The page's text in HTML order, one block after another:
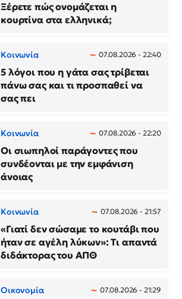
Ξέρετε πώς ονομάζεται η
κουρτίνα στα ελληνικά;
Κοινωνία 07.08.2026 - 22:40
5 λόγοι που η γάτα σας τρίβεται
πάνω σας και τι προσπαθεί να
σας πει
Κοινωνία 07.08.2026 - 22:20
Οι σιωπηλοί παράγοντες που
συνδέονται με την εμφάνιση
άνοιας
Κοινωνία 07.08.2026 - 21:57
«Γιατί δεν σώσαμε το κουτάβι που
ήταν σε αγέλη λύκων»: Τι απαντά
διδάκτορας του ΑΠΘ
Οικονομία 07.08.2026 - 21:29